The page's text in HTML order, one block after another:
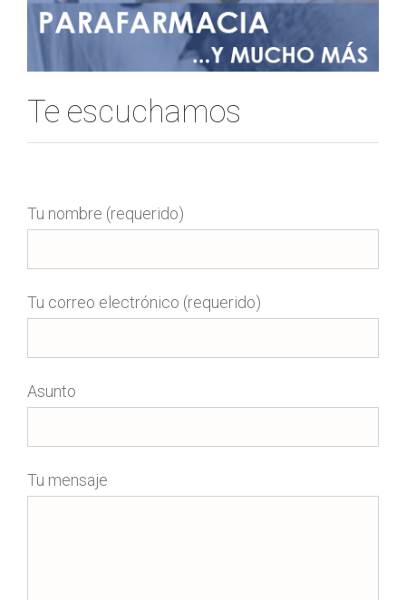
Te escuchamos
Tu nombre (requerido)
Tu correo electrónico (requerido)
Asunto
Tu mensaje